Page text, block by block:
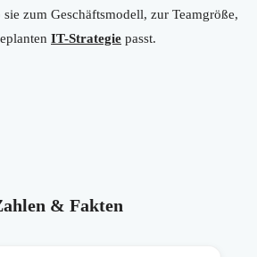
zum Geschäftsmodell, zur Teamgröße,
IT-Strategie passt.
& Fakten